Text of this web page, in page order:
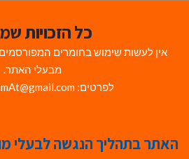
כל הזכויות
אין לעשות שימוש בחומרים
מבעלי האתר.
לפרטים: Avihai.ZoomAt@gmail.com
האתר בתהליך הנגשה לבעלי